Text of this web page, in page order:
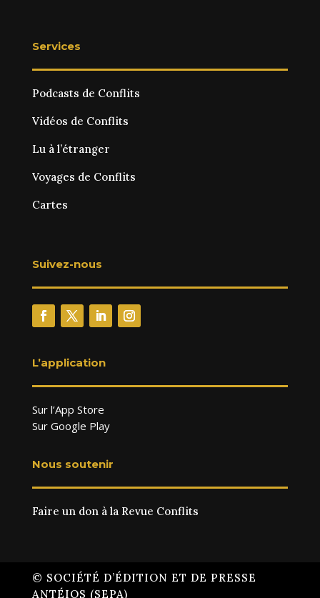
Services
Podcasts de Conflits
Vidéos de Conflits
Lu à l’étranger
Voyages de Conflits
Cartes
Suivez-nous
L’application
Sur l’App Store
Sur Google Play
Nous soutenir
Faire un don à la Revue Conflits
© SOCIÉTÉ D’ÉDITION ET DE PRESSE
ANTÉIOS (SEPA)